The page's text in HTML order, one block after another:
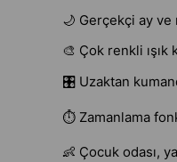
🌙 Gerçekçi ay
🎨 Çok renkli ışık
🎛️ Uzaktan
⏱️ Zamanlama
👶 Çocuk odası,